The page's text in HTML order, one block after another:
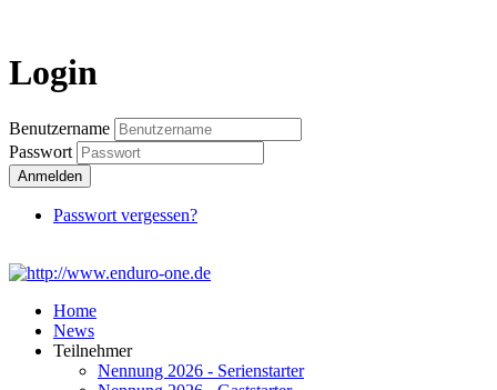
Login
Benutzername
Passwort
Anmelden
Passwort vergessen?
Home
News
Teilnehmer
Nennung 2026 - Serienstarter